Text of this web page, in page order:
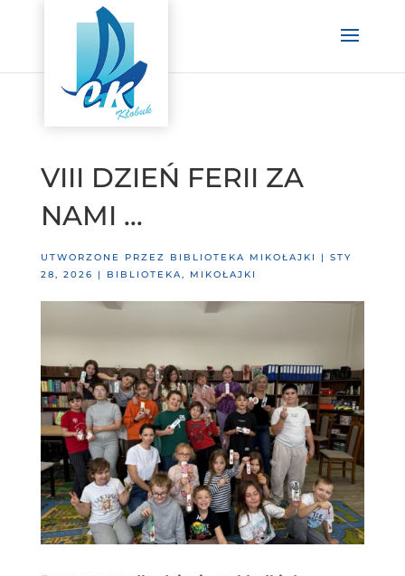
VIII DZIEŃ FERII ZA
NAMI …
UTWORZONE PRZEZ BIBLIOTEKA MIKOŁAJKI | STY
28, 2026
| BIBLIOTEKA, MIKOŁAJKI